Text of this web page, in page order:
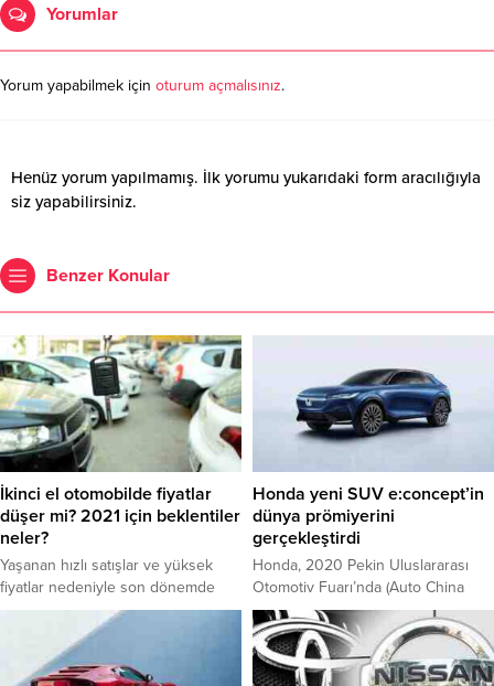
Yorumlar
Yorum yapabilmek için oturum açmalısınız.
Henüz yorum yapılmamış. İlk yorumu yukarıdaki form aracılığıyla
siz yapabilirsiniz.
Benzer Konular
İkinci el otomobilde fiyatlar
düşer mi? 2021 için beklentiler
neler?
Yaşanan hızlı satışlar ve yüksek
fiyatlar nedeniyle son dönemde
durağanlığa giren 2. el piyasasında
en çok merak edilen sorulardan biri
fiyatların ne zaman düşeceği.
Honda yeni SUV e:concept’in
dünya prömiyerini
gerçekleştirdi
Honda, 2020 Pekin Uluslararası
Otomotiv Fuarı’nda (Auto China
2020) tanıtımlarını gerçekleştirdi.
Honda’nın fuarda öne çıkan en
önemli yeniliği ise “Honda SUV
e:concept” oldu.